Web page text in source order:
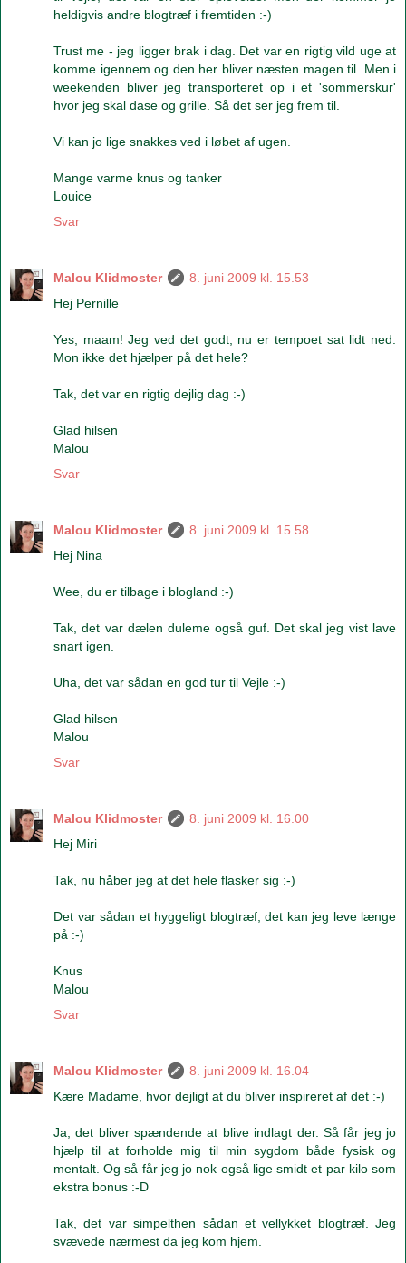
heldigvis andre blogtræf i fremtiden :-)
Trust me - jeg ligger brak i dag. Det var en rigtig vild uge at
komme igennem og den her bliver næsten magen til. Men i
weekenden bliver jeg transporteret op i et 'sommerskur'
hvor jeg skal dase og grille. Så det ser jeg frem til.
Vi kan jo lige snakkes ved i løbet af ugen.
Mange varme knus og tanker
Louice
Svar
Malou Klidmoster
8. juni 2009 kl. 15.53
Hej Pernille
Yes, maam! Jeg ved det godt, nu er tempoet sat lidt ned.
Mon ikke det hjælper på det hele?
Tak, det var en rigtig dejlig dag :-)
Glad hilsen
Malou
Svar
Malou Klidmoster
8. juni 2009 kl. 15.58
Hej Nina
Wee, du er tilbage i blogland :-)
Tak, det var dælen duleme også guf. Det skal jeg vist lave
snart igen.
Uha, det var sådan en god tur til Vejle :-)
Glad hilsen
Malou
Svar
Malou Klidmoster
8. juni 2009 kl. 16.00
Hej Miri
Tak, nu håber jeg at det hele flasker sig :-)
Det var sådan et hyggeligt blogtræf, det kan jeg leve længe
på :-)
Knus
Malou
Svar
Malou Klidmoster
8. juni 2009 kl. 16.04
Kære Madame, hvor dejligt at du bliver inspireret af det :-)
Ja, det bliver spændende at blive indlagt der. Så får jeg jo
hjælp til at forholde mig til min sygdom både fysisk og
mentalt. Og så får jeg jo nok også lige smidt et par kilo som
ekstra bonus :-D
Tak, det var simpelthen sådan et vellykket blogtræf. Jeg
svævede nærmest da jeg kom hjem.